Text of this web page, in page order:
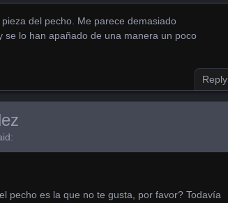
del pecho. Me parece demasiado
lo han apañado de una manera un poco
Reply
pecho es la que no te gusta, por favor? Todavía